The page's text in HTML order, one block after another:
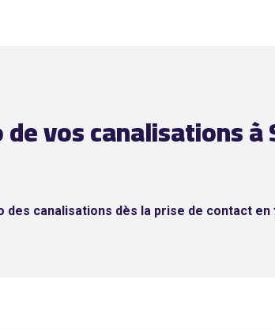
vos canalisations
canalisations dès la prise de contact